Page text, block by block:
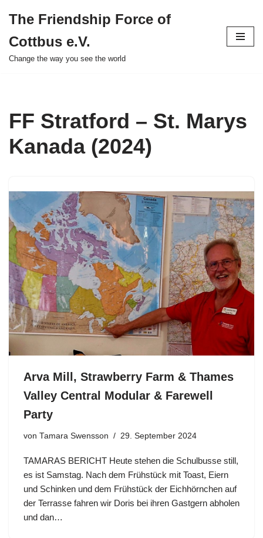
Inhalt
springen
The Friendship Force of
Cottbus e.V.
Change the way you see the world
FF Stratford – St. Marys
Kanada (2024)
Arva Mill, Strawberry Farm & Thames
Valley Central Modular & Farewell
Party
von Tamara Swensson 29. September 2024
TAMARAS BERICHT Heute stehen die Schulbusse still,
es ist Samstag. Nach dem Frühstück mit Toast, Eiern
und Schinken und dem Frühstück der Eichhörnchen auf
der Terrasse fahren wir Doris bei ihren Gastgern abholen
und dan…